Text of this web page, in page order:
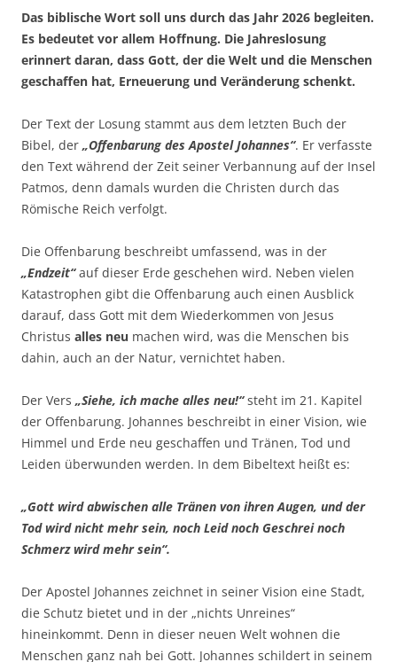
Das biblische Wort soll uns durch das Jahr 2026 begleiten.
Es bedeutet vor allem Hoffnung. Die Jahreslosung
erinnert daran, dass Gott, der die Welt und die Menschen
geschaffen hat, Erneuerung und Veränderung schenkt.
Der Text der Losung stammt aus dem letzten Buch der
Bibel, der „Offenbarung des Apostel Johannes“. Er verfasste
den Text während der Zeit seiner Verbannung auf der Insel
Patmos, denn damals wurden die Christen durch das
Römische Reich verfolgt.
Die Offenbarung beschreibt umfassend, was in der
„Endzeit“auf dieser Erde geschehen wird. Neben vielen
Katastrophen gibt die Offenbarung auch einen Ausblick
darauf, dass Gott mit dem Wiederkommen von Jesus
Christus alles neu machen wird, was die Menschen bis
dahin, auch an der Natur, vernichtet haben.
Der Vers „Siehe, ich mache alles neu!“steht im 21. Kapitel
der Offenbarung. Johannes beschreibt in einer Vision, wie
Himmel und Erde neu geschaffen und Tränen, Tod und
Leiden überwunden werden. In dem Bibeltext heißt es:
„Gott wird abwischen alle Tränen von ihren Augen, und der
Tod wird nicht mehr sein, noch Leid noch Geschrei noch
Schmerz wird mehr sein“.
Der Apostel Johannes zeichnet in seiner Vision eine Stadt,
die Schutz bietet und in der „nichts Unreines“
hineinkommt. Denn in dieser neuen Welt wohnen die
Menschen ganz nah bei Gott. Johannes schildert in seinem